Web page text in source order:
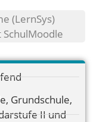
(LernSys)
, Grundschule,
II und